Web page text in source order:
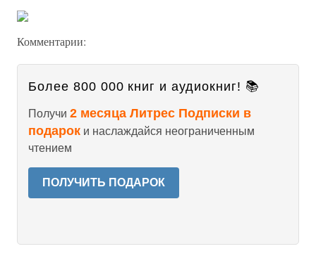
Комментарии:
Более 800 000 книг и аудиокниг! 📚
Получи 2 месяца Литрес Подписки в
подарок и наслаждайся неограниченным
чтением
ПОЛУЧИТЬ ПОДАРОК